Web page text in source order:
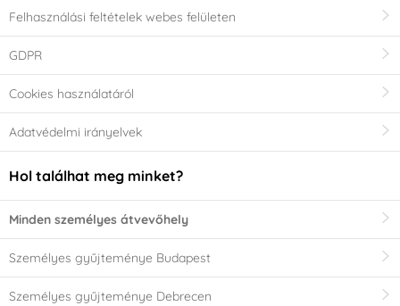
Felhasználási feltételek webes felületen
GDPR
Cookies használatáról
Adatvédelmi irányelvek
Hol találhat meg minket?
Minden személyes átvevőhely
Személyes gyűjteménye Budapest
Személyes gyűjteménye Debrecen